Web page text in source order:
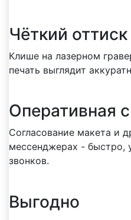
Чёткий оттиск
Клише на лазерном
печать выглядит
Оперативная
Согласование макета и
мессенджерах - быстро,
звонков.
Выгодно